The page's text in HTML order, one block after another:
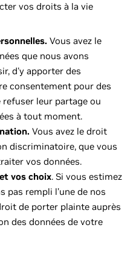
vos droits à la vie
Vous avez le
que nous avons
d'y apporter des
consentement pour des
leur partage ou
à tout moment.
Vous avez le droit
discriminatoire, que vous
vos données.
vos choix. Si vous estimez
pas rempli l’une de nos
de porter plainte auprès
des données de votre